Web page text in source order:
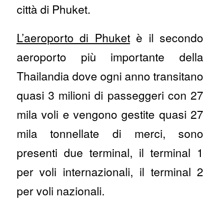
città di Phuket.
L’aeroporto di Phuketè il secondo
aeroporto più importante della
Thailandia dove ogni anno transitano
quasi 3 milioni di passeggeri con 27
mila voli e vengono gestite quasi 27
mila tonnellate di merci, sono
presenti due terminal, il terminal 1
per voli internazionali, il terminal 2
per voli nazionali.